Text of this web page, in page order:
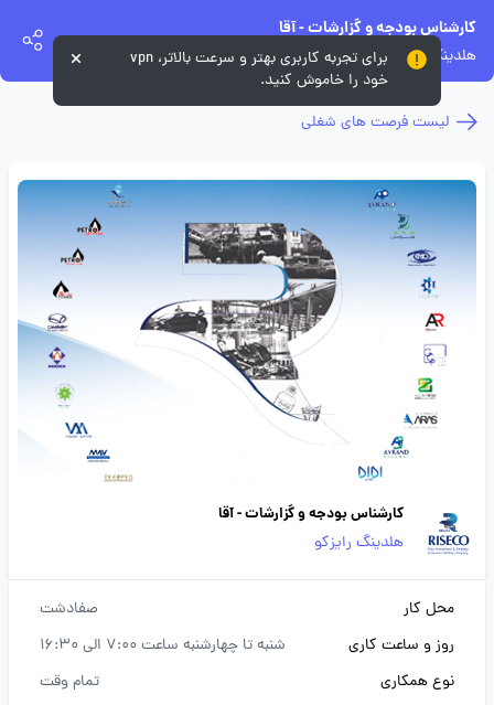
کارشناس بودجه و گزارشات - آقا
هلدینگ رایزکو
لیست فرصت های شغلی
کارشناس بودجه و گزارشات - آقا
هلدینگ رایزکو
محل کار
صفادشت
روز و ساعت کاری
شنبه تا چهارشنبه ساعت 7:00 الی 16:30
نوع همکاری
تمام وقت
برای تجربه کاربری بهتر و سرعت بالاتر، vpn
خود را خاموش کنید.